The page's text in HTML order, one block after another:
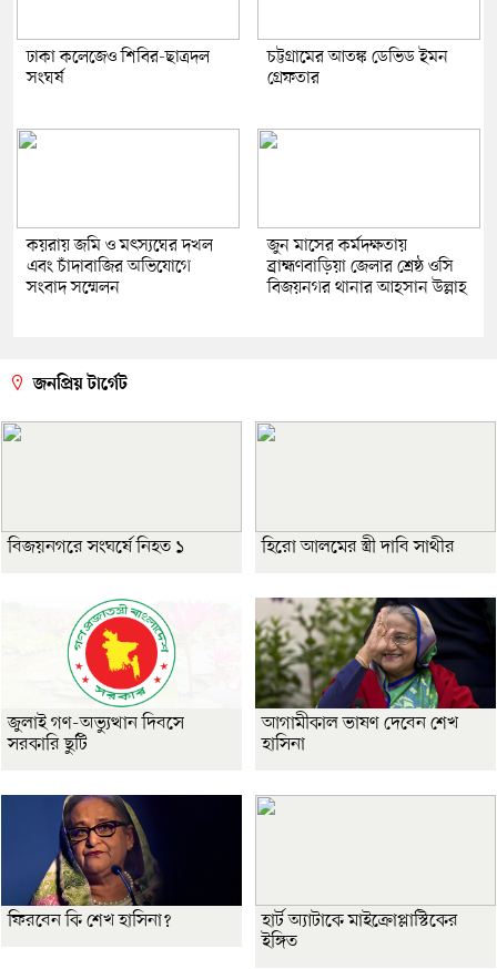
ঢাকা কলেজেও শিবির-ছাত্রদল
সংঘর্ষ
চট্টগ্রামের আতঙ্ক ডেভিড ইমন
গ্রেফতার
কয়রায় জমি ও মৎস্যঘের দখল
এবং চাঁদাবাজির অভিযোগে
সংবাদ সম্মেলন
জুন মাসের কর্মদক্ষতায়
ব্রাহ্মণবাড়িয়া জেলার শ্রেষ্ঠ ওসি
বিজয়নগর থানার আহসান উল্লাহ
জনপ্রিয় টার্গেট
বিজয়নগরে সংঘর্ষে নিহত ১ হিরো আলমের স্ত্রী দাবি সাথীর
জুলাই গণ-অভ্যুত্থান দিবসে
সরকারি ছুটি
আগামীকাল ভাষণ দেবেন শেখ
হাসিনা
ফিরবেন কি শেখ হাসিনা?
হার্ট অ্যাটাকে মাইক্রোপ্লাস্টিকের
ইঙ্গিত